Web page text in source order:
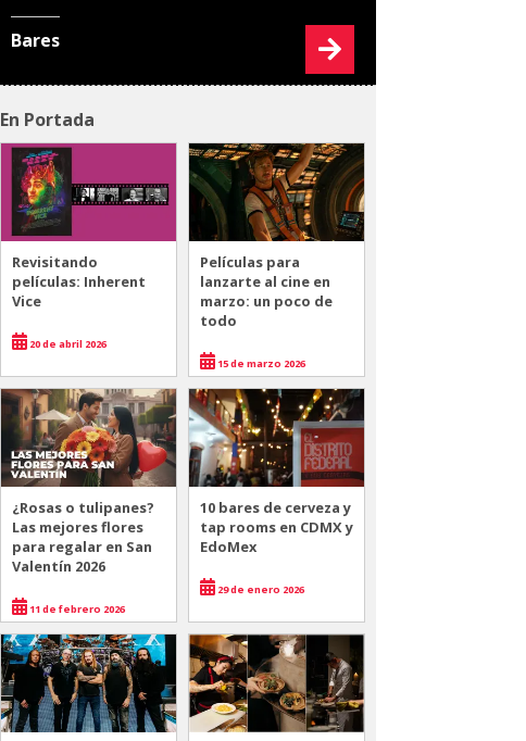
Bares
En Portada
Revisitando
películas: Inherent
Vice
20 de abril 2026
Películas para
lanzarte al cine en
marzo: un poco de
todo
15 de marzo 2026
¿Rosas o tulipanes?
Las mejores flores
para regalar en San
Valentín 2026
11 de febrero 2026
10 bares de cerveza y
tap rooms en CDMX y
EdoMex
29 de enero 2026